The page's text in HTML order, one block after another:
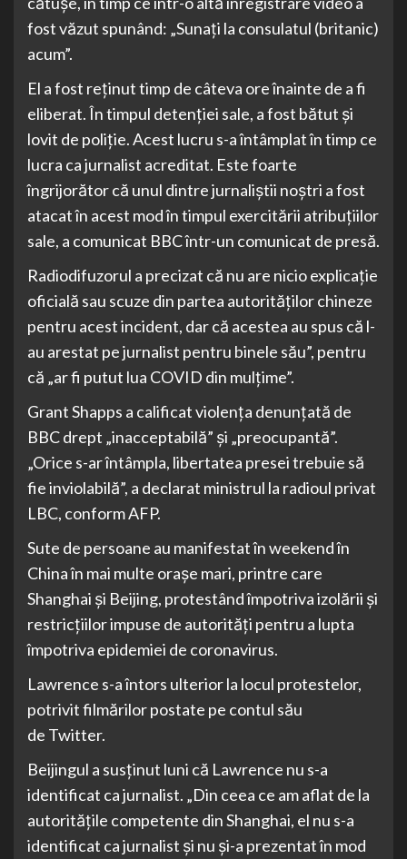
fost văzut spunând: „Sunaţi la consulatul (britanic)
acum”.
El a fost reţinut timp de câteva ore înainte de a fi
eliberat. În timpul detenţiei sale, a fost bătut şi
lovit de poliţie. Acest lucru s-a întâmplat în timp ce
lucra ca jurnalist acreditat. Este foarte
îngrijorător că unul dintre jurnaliştii noştri a fost
atacat în acest mod în timpul exercitării atribuţiilor
sale, a comunicat BBC într-un comunicat de presă.
Radiodifuzorul a precizat că nu are nicio explicaţie
oficială sau scuze din partea autorităţilor chineze
pentru acest incident, dar că acestea au spus că l-
au arestat pe jurnalist pentru binele său”, pentru
că „ar fi putut lua COVID din mulţime”.
Grant Shapps a calificat violenţa denunţată de
BBC drept „inacceptabilă” şi „preocupantă”.
„Orice s-ar întâmpla, libertatea presei trebuie să
fie inviolabilă”, a declarat ministrul la radioul privat
LBC, conform AFP.
Sute de persoane au manifestat în weekend în
China în mai multe oraşe mari, printre care
Shanghai şi Beijing, protestând împotriva izolării şi
restricţiilor impuse de autorităţi pentru a lupta
împotriva epidemiei de coronavirus.
Lawrence s-a întors ulterior la locul protestelor,
potrivit filmărilor postate pe contul său
de Twitter.
Beijingul a susţinut luni că Lawrence nu s-a
identificat ca jurnalist. „Din ceea ce am aflat de la
autorităţile competente din Shanghai, el nu s-a
identificat ca jurnalist şi nu şi-a prezentat în mod